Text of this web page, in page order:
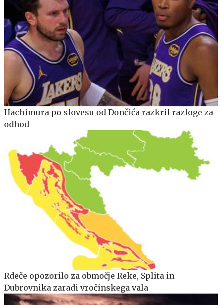
Hachimura po slovesu od Dončića razkril razloge za
odhod
Rdeče opozorilo za območje Reke, Splita in
Dubrovnika zaradi vročinskega vala